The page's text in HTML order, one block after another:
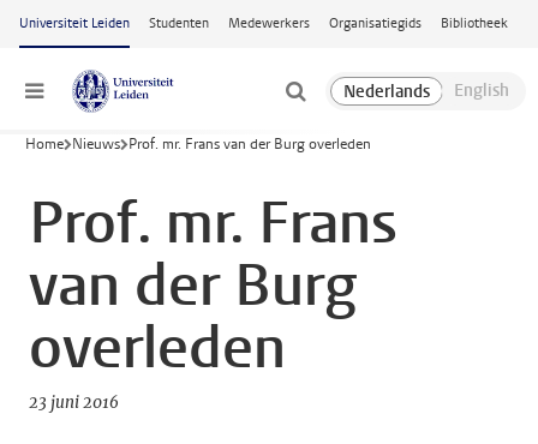
Ga naar hoofdinhoud
Universiteit Leiden Studenten Medewerkers Organisatiegids Bibliotheek
Menu
Home Nieuws Prof. mr. Frans van der Burg overleden
Prof. mr. Frans
van der Burg
overleden
23 juni 2016